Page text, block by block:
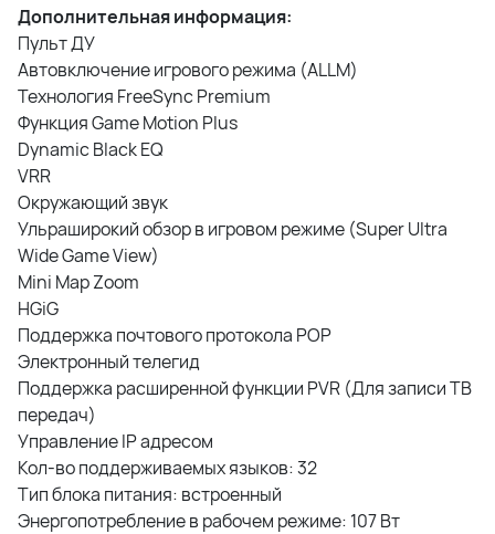
Дополнительная информация:
Пульт ДУ
Автовключение игрового режима (ALLM)
Технология FreeSync Premium
Функция Game Motion Plus
Dynamic Black EQ
VRR
Окружающий звук
Ульраширокий обзор в игровом режиме (Super Ultra
Wide Game View)
Mini Map Zoom
HGiG
Поддержка почтового протокола POP
Электронный телегид
Поддержка расширенной функции PVR (Для записи ТВ
передач)
Управление IP адресом
Кол-во поддерживаемых языков: 32
Тип блока питания: встроенный
Энергопотребление в рабочем режиме: 107 Вт